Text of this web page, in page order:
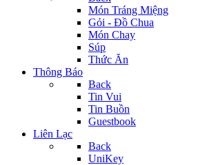
Món Tráng Miệng
Gỏi - Đồ Chua
Món Chay
Súp
Thức Ăn
Thông Báo
Back
Tin Vui
Tin Buồn
Guestbook
Liên Lạc
Back
UniKey